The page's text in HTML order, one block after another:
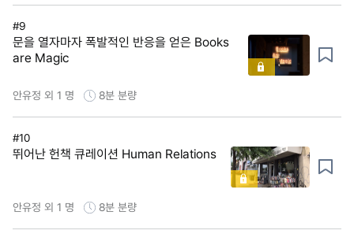
#9
문을 열자마자 폭발적인 반응을 얻은 Books
are Magic
안유정 외 1 명 8분 분량
#10
뛰어난 헌책 큐레이션 Human Relations
안유정 외 1 명 8분 분량